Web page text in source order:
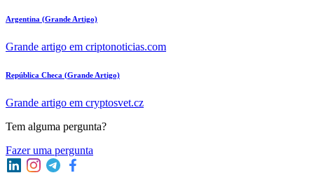
Argentina (Grande Artigo)
Grande artigo em criptonoticias.com
República Checa (Grande Artigo)
Grande artigo em cryptosvet.cz
Tem alguma pergunta?
Fazer uma pergunta